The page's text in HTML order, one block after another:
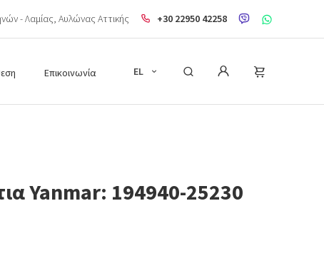
- Λαμίας, Aυλώνας Αττικής +30 22950 42258
Επικοινωνία EL
Yanmar: 194940-25230